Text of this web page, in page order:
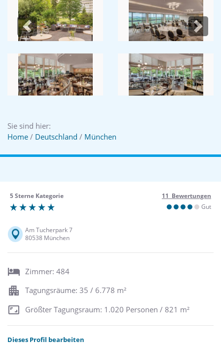
Previous Next
Sie sind hier:
Home / Deutschland / München
5 Sterne Kategorie
11 Bewertungen
Gut
Am Tucherpark 7
80538 München
Zimmer: 484
Tagungsräume: 35 / 6.778 m²
Größter Tagungsraum: 1.020 Personen / 821 m²
Dieses Profil bearbeiten